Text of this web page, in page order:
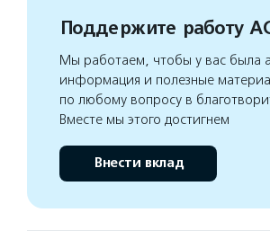
Поддержите работу
Мы работаем, чтобы у вас была
информация и полезные
по любому вопросу в
Вместе мы этого достигнем
Внести вклад